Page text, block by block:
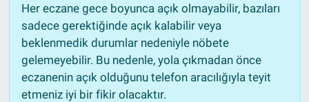
Her eczane gece boyunca açık olmayabilir, bazıları
sadece gerektiğinde açık kalabilir veya
beklenmedik durumlar nedeniyle nöbete
gelemeyebilir. Bu nedenle, yola çıkmadan önce
eczanenin açık olduğunu telefon aracılığıyla teyit
etmeniz iyi bir fikir olacaktır.